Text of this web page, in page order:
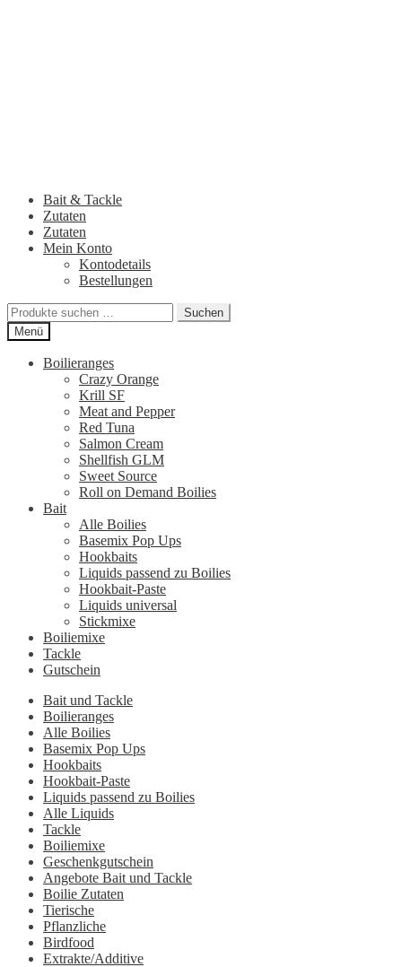
Bait & Tackle
Zutaten
Zutaten
Mein Konto
Kontodetails
Bestellungen
Suchen
nach:
Suchen
Menü
Boilieranges
Crazy Orange
Krill SF
Meat and Pepper
Red Tuna
Salmon Cream
Shellfish GLM
Sweet Source
Roll on Demand Boilies
Bait
Alle Boilies
Basemix Pop Ups
Hookbaits
Liquids passend zu Boilies
Hookbait-Paste
Liquids universal
Stickmixe
Boiliemixe
Tackle
Gutschein
Bait und Tackle
Boilieranges
Alle Boilies
Basemix Pop Ups
Hookbaits
Hookbait-Paste
Liquids passend zu Boilies
Alle Liquids
Tackle
Boiliemixe
Geschenkgutschein
Angebote Bait und Tackle
Boilie Zutaten
Tierische
Pflanzliche
Birdfood
Extrakte/Additive